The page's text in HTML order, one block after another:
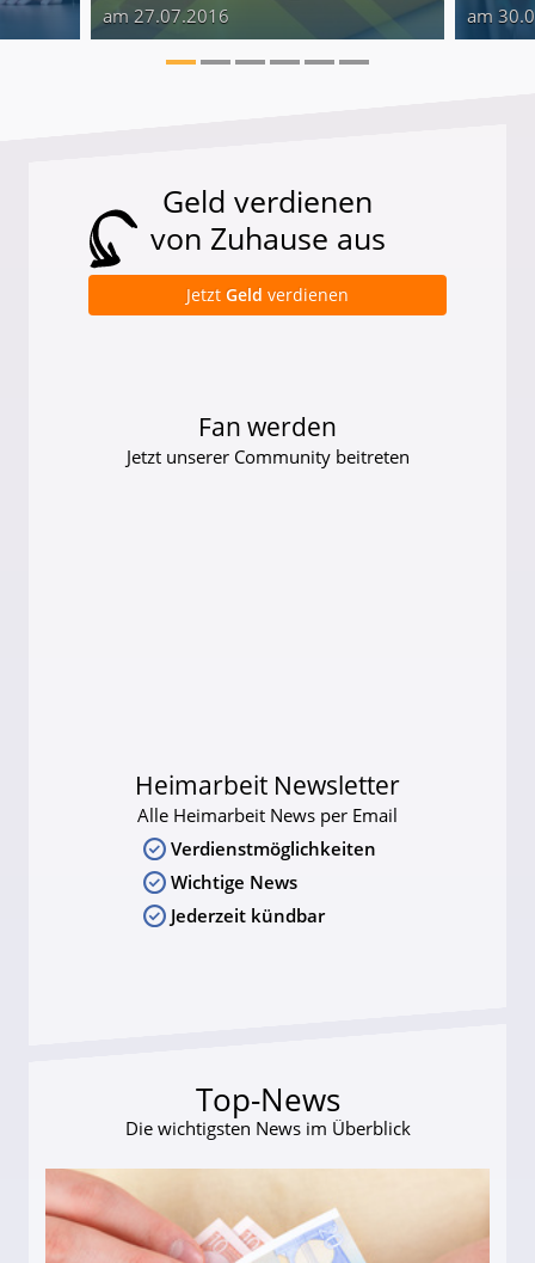
am 27.07.2016 am
Geld verdienen
von Zuhause aus
Jetzt Geld verdienen
Fan werden
Jetzt unserer Community beitreten
Heimarbeit Newsletter
Alle Heimarbeit News per Email
Verdienstmöglichkeiten
Wichtige News
Jederzeit kündbar
Top-News
Die wichtigsten News im Überblick